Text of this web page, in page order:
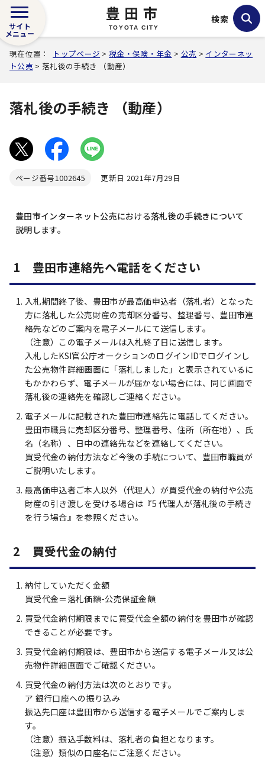
豊田市
TOYOTA CITY
サイト
メニュー
検索
現在位置： トップページ >税金・保険・年金 > 公売 >インターネッ
ト公売 > 落札後の手続き （動産）
落札後の手続き （動産）
ページ番号1002645 更新日 2021年7月29日
豊田市インターネット公売における落札後の手続きについて
説明します。
1 豊田市連絡先へ電話をください
入札期間終了後、豊田市が最高価申込者（落札者）となった
方に落札した公売財産の売却区分番号、整理番号、豊田市連
絡先などのご案内を電子メールにて送信します。
（注意）この電子メールは入札終了日に送信します。
入札したKSI官公庁オークションのログインIDでログインし
た公売物件詳細画面に「落札しました」と表示されているに
もかかわらず、電子メールが届かない場合には、同じ画面で
落札後の連絡先を確認しご連絡ください。
電子メールに記載された豊田市連絡先に電話してください。
豊田市職員に売却区分番号、整理番号、住所（所在地）、氏
名（名称）、日中の連絡先などを連絡してください。
買受代金の納付方法など今後の手続について、豊田市職員が
ご説明いたします。
最高価申込者ご本人以外（代理人）が買受代金の納付や公売
財産の引き渡しを受ける場合は『5 代理人が落札後の手続き
を行う場合』を参照ください。
2 買受代金の納付
納付していただく金額
買受代金＝落札価額-公売保証金額
買受代金納付期限までに買受代金全額の納付を豊田市が確認
できることが必要です。
買受代金納付期限は、豊田市から送信する電子メール又は公
売物件詳細画面でご確認ください。
買受代金の納付方法は次のとおりです。
ア 銀行口座への振り込み
振込先口座は豊田市から送信する電子メールでご案内しま
す。
（注意）振込手数料は、落札者の負担となります。
（注意）類似の口座名にご注意ください。